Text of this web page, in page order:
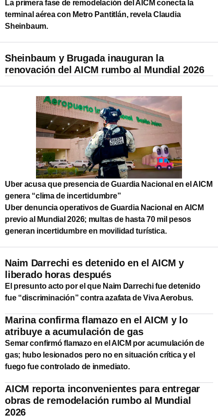
La primera fase de remodelación del AICM conecta la
terminal aérea con Metro Pantitlán, revela Claudia
Sheinbaum.
Sheinbaum y Brugada inauguran la
renovación del AICM rumbo al Mundial 2026
Uber acusa que presencia de Guardia Nacional en el AICM
genera “clima de incertidumbre”
Uber denuncia operativos de Guardia Nacional en AICM
previo al Mundial 2026; multas de hasta 70 mil pesos
generan incertidumbre en movilidad turística.
Naim Darrechi es detenido en el AICM y
liberado horas después
El presunto acto por el que Naim Darrechi fue detenido
fue “discriminación” contra azafata de Viva Aerobus.
Marina confirma flamazo en el AICM y lo
atribuye a acumulación de gas
Semar confirmó flamazo en el AICM por acumulación de
gas; hubo lesionados pero no en situación crítica y el
fuego fue controlado de inmediato.
AICM reporta inconvenientes para entregar
obras de remodelación rumbo al Mundial
2026